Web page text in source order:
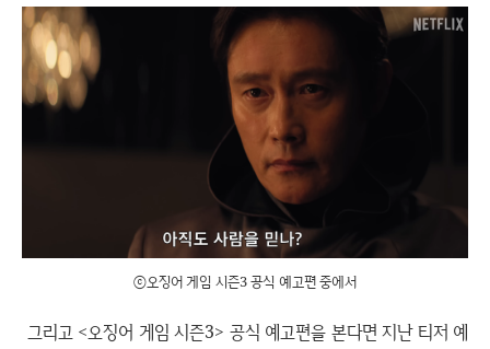
ⓒ오징어 게임 시즌3 공식 예고편 중에서
그리고 <오징어 게임 시즌3> 공식 예고편을 본다면 지난 티저 예